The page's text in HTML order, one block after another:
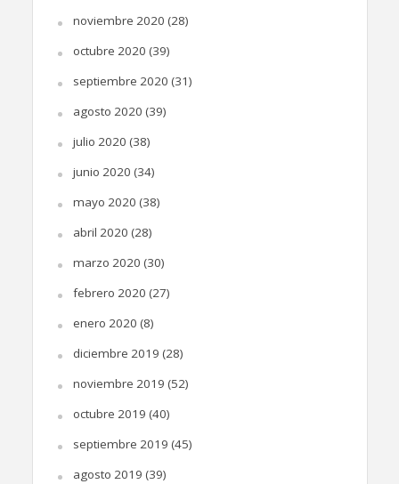
noviembre 2020 (28)
octubre 2020 (39)
septiembre 2020 (31)
agosto 2020 (39)
julio 2020 (38)
junio 2020 (34)
mayo 2020 (38)
abril 2020 (28)
marzo 2020 (30)
febrero 2020 (27)
enero 2020 (8)
diciembre 2019 (28)
noviembre 2019 (52)
octubre 2019 (40)
septiembre 2019 (45)
agosto 2019 (39)